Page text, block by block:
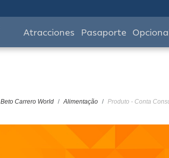
Atracciones Pasaporte
Beto Carrero World Alimentação Produto - Conta